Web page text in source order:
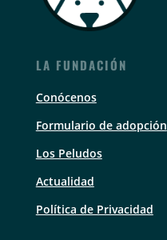
LA FUNDACIÓN
Conócenos
Formulario de adopción
Los Peludos
Actualidad
Política de Privacidad